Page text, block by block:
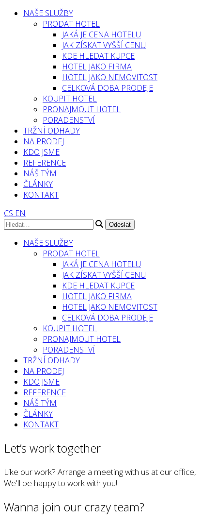
NAŠE SLUŽBY
PRODAT HOTEL
JAKÁ JE CENA HOTELU
JAK ZÍSKAT VYŠŠÍ CENU
KDE HLEDAT KUPCE
HOTEL JAKO FIRMA
HOTEL JAKO NEMOVITOST
CELKOVÁ DOBA PRODEJE
KOUPIT HOTEL
PRONAJMOUT HOTEL
PORADENSTVÍ
TRŽNÍ ODHADY
NA PRODEJ
KDO JSME
REFERENCE
NÁŠ TÝM
ČLÁNKY
KONTAKT
CS EN
NAŠE SLUŽBY
PRODAT HOTEL
JAKÁ JE CENA HOTELU
JAK ZÍSKAT VYŠŠÍ CENU
KDE HLEDAT KUPCE
HOTEL JAKO FIRMA
HOTEL JAKO NEMOVITOST
CELKOVÁ DOBA PRODEJE
KOUPIT HOTEL
PRONAJMOUT HOTEL
PORADENSTVÍ
TRŽNÍ ODHADY
NA PRODEJ
KDO JSME
REFERENCE
NÁŠ TÝM
ČLÁNKY
KONTAKT
Let’s work together
Like our work? Arrange a meeting with us at our office,
We'll be happy to work with you!
Wanna join our crazy team?